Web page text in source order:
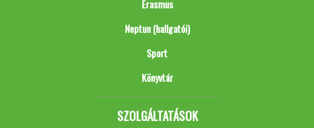
Erasmus
Neptun (hallgatói)
Sport
Könyvtár
SZOLGÁLTATÁSOK